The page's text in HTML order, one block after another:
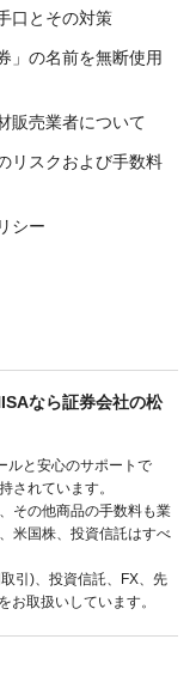
口とその対策
」の名前を無断使用
販売業者について
リスクおよび手数料
シー
なら証券会社の松
ルと安心のサポートで
されています。
その他商品の手数料も業
米国株、投資信託はすべ
引)、投資信託、FX、先
取扱いしています。